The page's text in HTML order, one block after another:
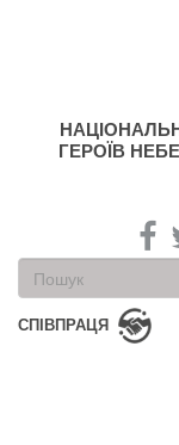
ГЕРОЇВ
Пошукова
форма
Пошук
СПІВПРАЦЯ